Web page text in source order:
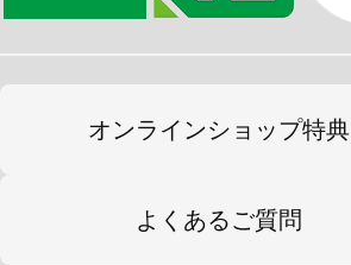
ウドラ公式ページ
だくさん！オンラインショップ特典
よくあるご質問